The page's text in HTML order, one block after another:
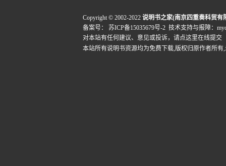
Copyright © 2002-2022 说明书之家(南京四重奏科贸有
备案号：
苏ICP备15035679号-2 技术支持与报障：
对本站有任何建议、意见或投诉， 请点这里在线提交
本站所有说明书资源均为免费下载,版权归原作者所